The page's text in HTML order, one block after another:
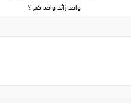
واحد زائد واحد كم ؟